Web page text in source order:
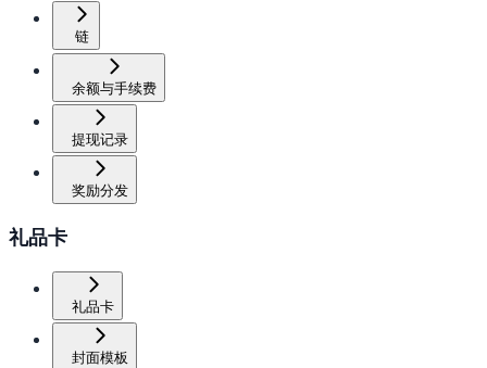
链
余额与手续费
提现记录
奖励分发
礼品卡
礼品卡
封面模板